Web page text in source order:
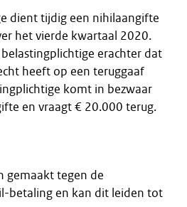
dient tijdig een nihilaangifte
het vierde kwartaal 2020.
erachter dat
heeft op een teruggaaf
komt in bezwaar
en vraagt € 20.000 terug.
gemaakt tegen de
betaling en kan dit leiden tot